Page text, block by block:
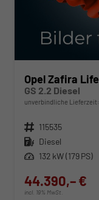
Opel Zafira Life
GS 2.2 Diesel
unverbindliche Lieferzeit:
Fahrzeugnr. 115535
Kraftstoff Diesel
Leistung 132 kW (179 PS)
44.390,– €
incl. 19% MwSt.